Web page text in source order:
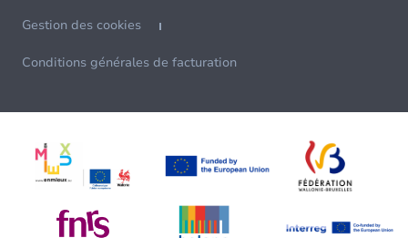
Gestion des cookies
Conditions générales de facturation